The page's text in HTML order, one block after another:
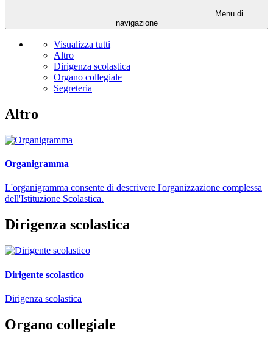
Menu di
navigazione
Visualizza tutti
Altro
Dirigenza scolastica
Organo collegiale
Segreteria
Altro
Organigramma
L'organigramma consente di descrivere l'organizzazione complessa
dell'Istituzione Scolastica.
Dirigenza scolastica
Dirigente scolastico
Dirigenza scolastica
Organo collegiale